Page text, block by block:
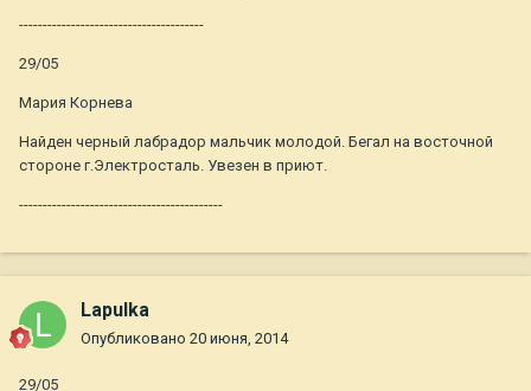
---------------------------------------
29/05
Мария Корнева
Найден черный лабрадор мальчик молодой. Бегал на восточной
стороне г.Электросталь. Увезен в приют.
-------------------------------------------
Lapulka
Опубликовано 20 июня, 2014
29/05